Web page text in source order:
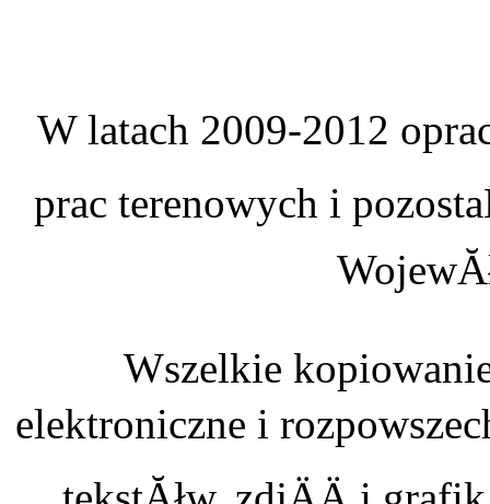
W latach 2009-2012
prac terenowych i
Wszelkie
elektroniczne i